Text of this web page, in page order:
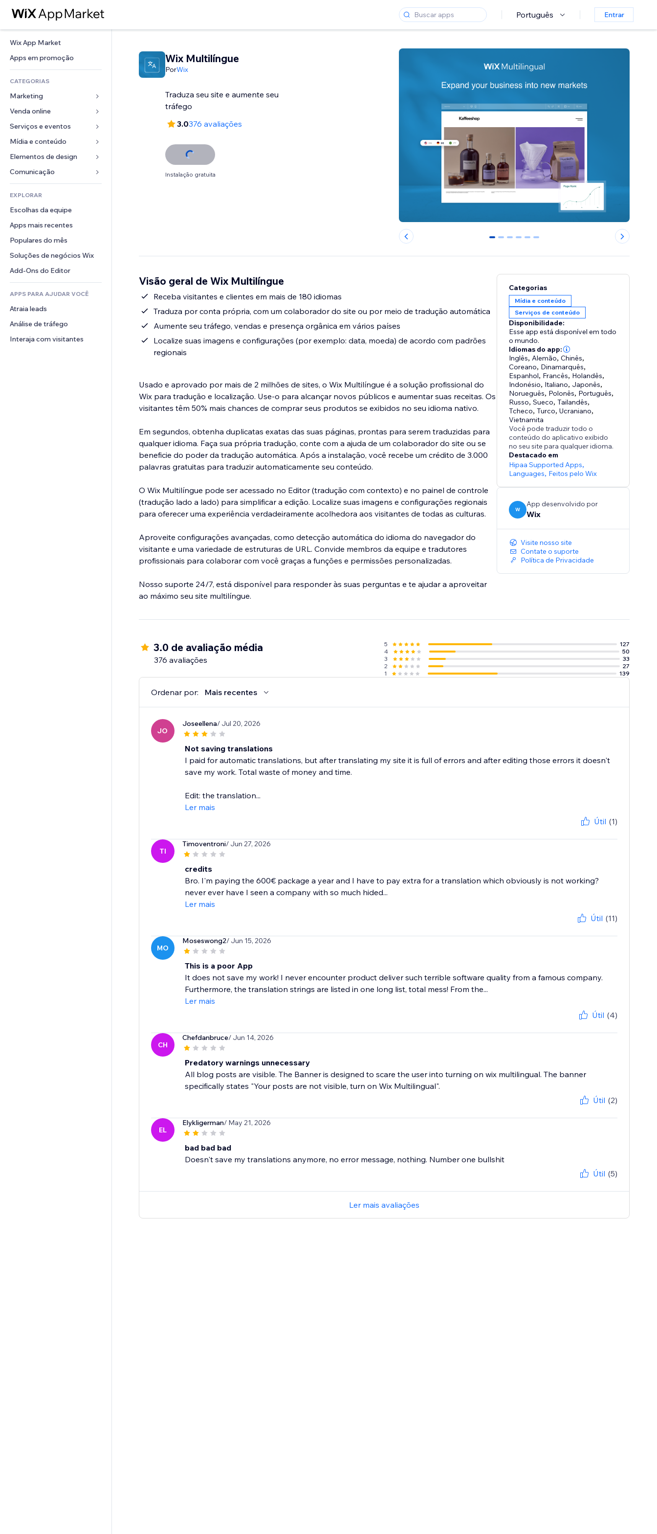
Português Entrar
Wix App Market
Apps em promoção
CATEGORIAS
Marketing
Anúncios
Mobile
Análises
Listas do site
Email
Venda online
Apps para lojas
Frete e entrega
Botões de venda
Contabilidade
Cupons e fidelidade
Soluções de armazenamento
Serviços e eventos
Hotéis
Eventos
Restaurantes
Imobiliária
Meus agendamentos
Mídia e conteúdo
Galeria
Músicas
Podcasts
Fotografia
Vídeo
PDF
Compartilhamento de arquivos
Notícias
Elementos de design
Mapas e navegação
Privacidade e segurança
Relógio
Templates de página
Efeitos de imagem
Botões e menus
Banners e selos
Calculadoras
Busca
Previsão do tempo
Tabelas e gráficos
Formulários
Enquetes
Chat
Comentários
Telefone
Comunidade
Avaliações e depoimentos
CRM
EXPLORAR
Escolhas da equipe
Apps mais recentes
Populares do mês
Soluções de negócios Wix
Add-Ons do Editor
APPS PARA AJUDAR VOCÊ
Atraia leads
Análise de tráfego
Interaja com visitantes
Wix Multilíngue
PorWix
Traduza seu site e aumente seu
tráfego
3.0376 avaliações
Instalação gratuita
0 1 2 3 4 5
Visão geral de Wix Multilíngue
Receba visitantes e clientes em mais de 180 idiomas
Traduza por conta própria, com um colaborador do site ou por meio de tradução automática
Aumente seu tráfego, vendas e presença orgânica em vários países
Localize suas imagens e configurações (por exemplo: data, moeda) de acordo com padrões
regionais
Usado e aprovado por mais de 2 milhões de sites, o Wix Multilíngue é a solução profissional do
Wix para tradução e localização. Use-o para alcançar novos públicos e aumentar suas receitas. Os
visitantes têm 50% mais chances de comprar seus produtos se exibidos no seu idioma nativo.
Em segundos, obtenha duplicatas exatas das suas páginas, prontas para serem traduzidas para
qualquer idioma. Faça sua própria tradução, conte com a ajuda de um colaborador do site ou se
beneficie do poder da tradução automática. Após a instalação, você recebe um crédito de 3.000
palavras gratuitas para traduzir automaticamente seu conteúdo.
O Wix Multilíngue pode ser acessado no Editor (tradução com contexto) e no painel de controle
(tradução lado a lado) para simplificar a edição. Localize suas imagens e configurações regionais
para oferecer uma experiência verdadeiramente acolhedora aos visitantes de todas as culturas.
Aproveite configurações avançadas, como detecção automática do idioma do navegador do
visitante e uma variedade de estruturas de URL. Convide membros da equipe e tradutores
profissionais para colaborar com você graças a funções e permissões personalizadas.
Nosso suporte 24/7, está disponível para responder às suas perguntas e te ajudar a aproveitar
Categorias
Mídia e conteúdo
Serviços de conteúdo
Disponibilidade:
Esse app está disponível em todo
o mundo.
Idiomas do app:
Inglês, Alemão,Chinês,
Coreano, Dinamarquês,
Espanhol, Francês, Holandês,
Indonésio, Italiano, Japonês,
Norueguês, Polonês, Português,
Russo,Sueco,Tailandês,
Tcheco,Turco,Ucraniano,
Vietnamita
Você pode traduzir todo o
conteúdo do aplicativo exibido
no seu site para qualquer idioma.
Destacado em
Hipaa Supported Apps,
Languages, Feitos pelo Wix
W
App desenvolvido por
Wix
Visite nosso site
Contate o suporte
Política de Privacidade
3.0 de avaliação média
376 avaliações
5
127
4
50
3
33
2
27
1
139
Ordenar por: Mais recentes
JO
Joseellena/ Jul 20, 2026
Not saving translations
I paid for automatic translations, but after translating my site it is full of errors and after editing those errors it doesn't
save my work. Total waste of money and time.
Edit: the translation...
Ler mais
Útil (1)
TI
Timoventroni/ Jun 27, 2026
credits
Bro. I'm paying the 600€ package a year and I have to pay extra for a translation which obviously is not working?
never ever have I seen a company with so much hided...
Ler mais
Útil (11)
MO
Moseswong2/ Jun 15, 2026
This is a poor App
It does not save my work! I never encounter product deliver such terrible software quality from a famous company.
Furthermore, the translation strings are listed in one long list, total mess! From the...
Ler mais
Útil (4)
CH
Chefdanbruce/ Jun 14, 2026
Predatory warnings unnecessary
All blog posts are visible. The Banner is designed to scare the user into turning on wix multilingual. The banner
specifically states "Your posts are not visible, turn on Wix Multilingual".
Útil (2)
EL
Elykligerman/ May 21, 2026
bad bad bad
Doesn't save my translations anymore, no error message, nothing. Number one bullshit
Útil (5)
Ler mais avaliações